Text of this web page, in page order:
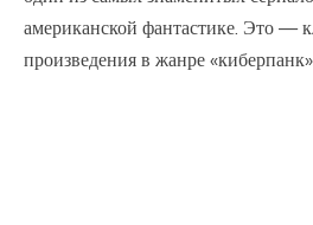
американской фантастике. Это —
произведения в жанре «киберпанк».